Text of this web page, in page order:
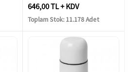
646,00 TL + KDV
Toplam Stok: 11.178 Adet